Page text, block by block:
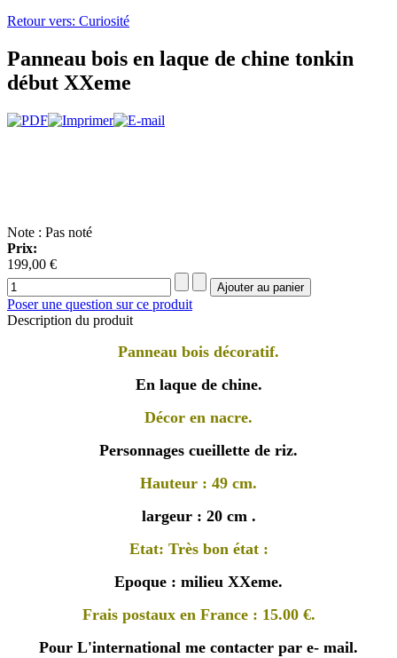
Retour vers: Curiosité
Panneau bois en laque de chine tonkin
début XXeme
Note : Pas noté
Prix:
199,00 €
Poser une question sur ce produit
Description du produit
Panneau bois décoratif.
En laque de chine.
Décor en nacre.
Personnages cueillette de riz.
Hauteur : 49 cm.
largeur : 20 cm .
Etat: Très bon état :
Epoque : milieu XXeme.
Frais postaux en France : 15.00 €.
Pour L'international me contacter par e- mail.